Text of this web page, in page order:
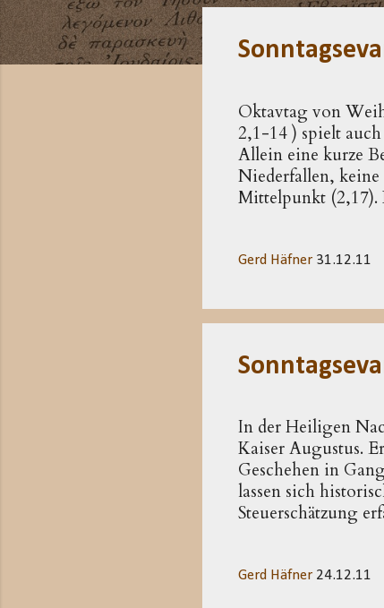
o
Oktavtag von
2,1-14 ) spielt
Allein eine kurze
Niederfallen,
Mittelpunkt (2,17).
abgelegenen Stall
Platz für sie war«.
katalyma ), hat
Gerd Häfner 31.12.11
In der Heiligen
Kaiser Augustus.
Geschehen in
lassen sich
Steuerschätzung
des Herodes. Die
Gerd Häfner 24.12.11